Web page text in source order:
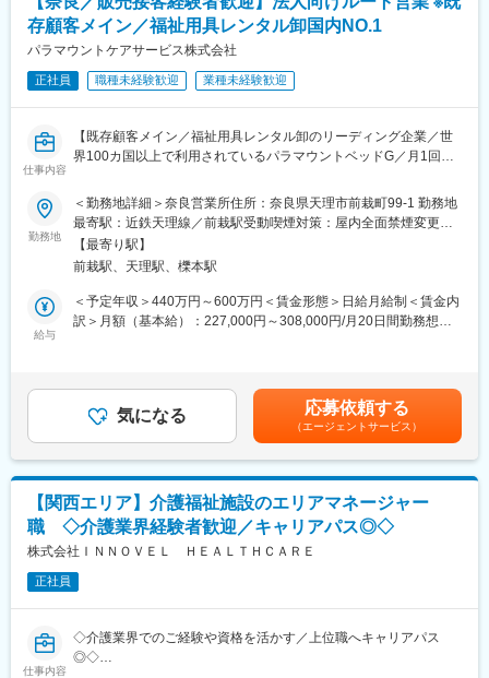
2日目以降は、OJTを通じて、先輩社員の営業活動に同行しなが
ら、実務を段階的に習得していただきます。
お一人で顧客を担当いただくまでの期間は、入社からおおよそ3～
柔軟に調整いたしますので、ご安心ください。
◎お客様へ商品のみならず、商品知識・業界情報を提供すること
で良好な関係を築き、それが当社の売り上げにつながるような営
ど覚えることは多いですが、その分お客様からの信頼獲得へと繋
がり、結果として福祉用具を利用する方のお役に立てるやりがい
のある仕事です。
◎身につく福祉用具・介護業界の知識は、今後の高齢化社会での
◎当社の営業職は「人として、人のために」働く喜びがありま
す。「社会に貢献する仕事に就きたい」という志の高い方を求め
パラマウントベッドホールディングス100％出資会社です。進展
する超高齢化社会に必要不可欠な社会貢献性の高い事業を行って
おり、医療・介護に関わる全ての人が安心できる快適なヘルスケ
ア環境の創造をテーマに事業を展開しています。
変更の範囲：会社の定める業務
存顧客メイン／福祉用具レンタル卸国内NO.1
パラマウントケアサービス株式会社
正社員 職種未経験歓迎 業種未経験歓迎
仕事内容
【既存顧客メイン／福祉用具レンタル卸のリーディング企業／世
界100カ国以上で利用されているパラマウントベッドG／月1回の
■ポジション概要：
福祉用具レンタル品のご提案を行う営業です。
介護用電動ベッド・車いす・歩行器などの福祉用具を、全国7,000
程度ある介護ショップにレンタル卸をする際の営業活動をお任せ
します。
■業務内容：
・販促活動、ルート配送及び指定先への配送
・商品出荷積込みや返却品入荷の作業
・レンタルの受注手配及びそれに伴うシステム入力
2日目以降は、OJTを通じて、先輩社員の営業活動に同行しなが
ら、実務を段階的に習得していただきます。
お一人で顧客を担当いただくまでの期間は、入社からおおよそ3～
柔軟に調整いたしますので、ご安心ください。
◎お客様へ商品のみならず、商品知識・業界情報を提供すること
で良好な関係を築き、それが当社の売り上げにつながるような営
勤務地
＜勤務地詳細＞奈良営業所住所：奈良県天理市前栽町99-1 勤務地
最寄駅：近鉄天理線／前栽駅受動喫煙対策：屋内全面禁煙変更の
範囲：会社の定める事業所
【最寄り駅】
前栽駅、天理駅、櫟本駅
給与
＜予定年収＞440万円～600万円＜賃金形態＞日給月給制＜賃金内
訳＞月額（基本給）：227,000円～308,000円/月20日間勤務想定
与：年2回（年4.7ヶ月分程度予定）■昇給：年1回賃金はあくまで
も目安の金額であり、選考を通じて上下する可能性があります。
月給(月額)は固定手当を含めた表記です。
気になる 応募依頼する
（エージェントサービス）
【関西エリア】介護福祉施設のエリアマネージャー
職 ◇介護業界経験者歓迎／キャリアパス◎◇
株式会社ＩＮＮＯＶＥＬ ＨＥＡＬＴＨＣＡＲＥ
正社員
仕事内容
◇介護業界でのご経験や資格を活かす／上位職へキャリアパス
◎◇